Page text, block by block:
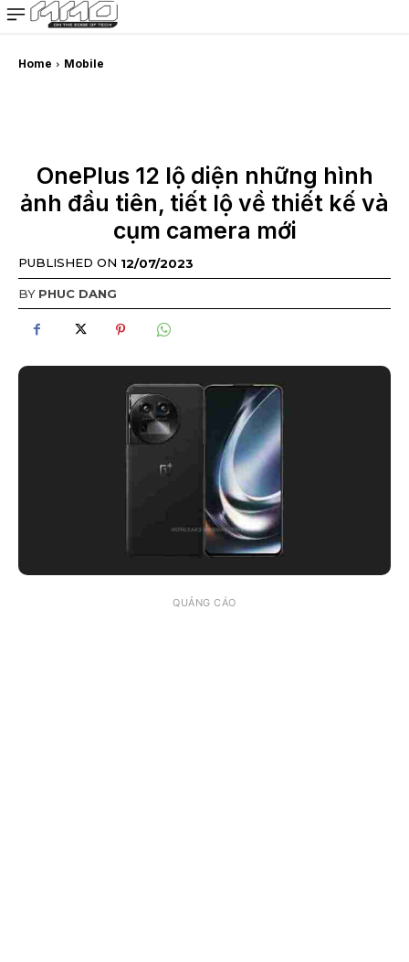
MMOSITE - Thông tin công nghệ
Bài viết nổi bật
Home Mobile
OnePlus 12 lộ diện những hình
ảnh đầu tiên, tiết lộ về thiết kế và
cụm camera mới
PUBLISHED ON 12/07/2023
BY PHUC DANG
QUẢNG CÁO